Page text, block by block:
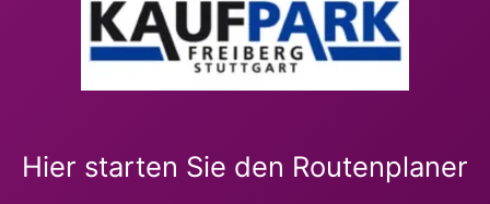
Hier starten Sie den Routenplaner